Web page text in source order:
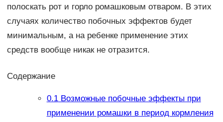
полоскать рот и горло ромашковым отваром. В этих
случаях количество побочных эффектов будет
минимальным, а на ребенке применение этих
средств вообще никак не отразится.
Содержание
0.1Возможные побочные эффекты при
применении ромашки в период кормления